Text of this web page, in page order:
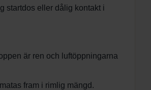
startdos eller dålig kontakt i
är ren och luftöppningarna
fram i rimlig mängd.